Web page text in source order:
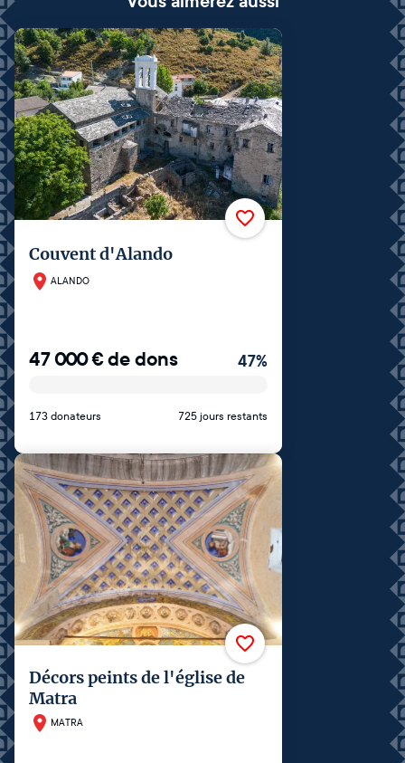
Couvent d'Alando
ALANDO
47 000€de dons 47%
173 donateurs 725 jours restants
Décors peints de l'église de
Matra
MATRA